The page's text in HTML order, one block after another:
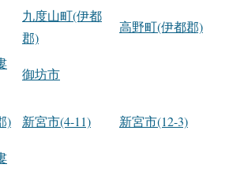
九度山町(伊都
郡)
高野町(伊都郡)
御坊市
) 新宮市(4-11) 新宮市(12-3)